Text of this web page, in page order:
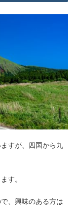
すが、四国から九
す。
、興味のある方は